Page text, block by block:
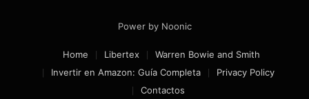
Power by Noonic
Home Libertex
Warren Bowie and Smith
Invertir en Amazon: Guía Completa
Privacy Policy
Contactos